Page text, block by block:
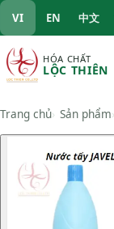
VI EN 中文
HÓA CHẤT
LỘC THIÊN
Trang chủ Sản phẩm